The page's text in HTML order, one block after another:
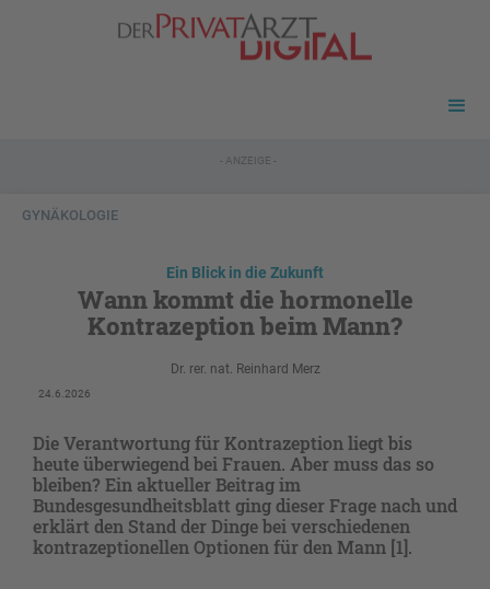
- ANZEIGE -
GYNÄKOLOGIE
Ein Blick in die Zukunft
Wann kommt die hormonelle
Kontrazeption beim Mann?
Dr. rer. nat. Reinhard Merz
24.6.2026
Die Verantwortung für Kontrazeption liegt bis
heute überwiegend bei Frauen. Aber muss das so
bleiben? Ein aktueller Beitrag im
Bundesgesundheitsblatt ging dieser Frage nach und
erklärt den Stand der Dinge bei verschiedenen
kontrazeptionellen Optionen für den Mann [1].